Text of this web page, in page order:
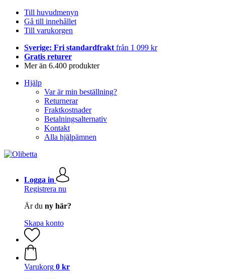
Till huvudmenyn
Gå till innehållet
Till varukorgen
Sverige: Fri standardfrakt från 1 099 kr
Gratis returer
Mer än 6.400 produkter
Hjälp
Var är min beställning?
Returnerar
Fraktkostnader
Betalningsalternativ
Kontakt
Alla hjälpämnen
Logga in
Registrera nu
Är du ny här?
Skapa konto
Varukorg 0 kr